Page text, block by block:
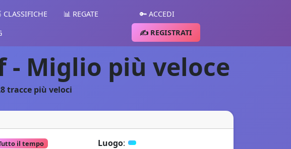
CLASSIFICHE
📊 REGATE
🔑 ACCEDI
✍️ REGISTRATI
- Miglio più veloce
tracce più veloci
il tempo Luogo: